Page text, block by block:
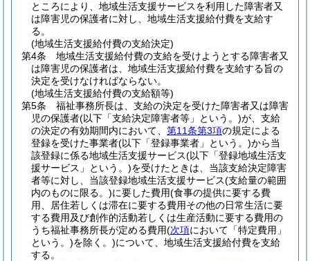
ところにより、地域生活支援サービスを利用した障害者又
は障害児の保護者に対し、地域生活支援給付費を支給す
る。
(地域生活支援給付費の支給決定)
第4条
地域生活支援給付費の支給を受けようとする障害者又
は障害児の保護者は、地域生活支援給付費を支給する旨の
決定を受けなければならない。
(地域生活支援給付費の支給額等)
第5条
福祉事務所長は、支給の決定を受けた障害者又は障害
児の保護者(以下「支給決定障害者等」という。)が、支給
の決定の有効期間内において、 第11条第3項の規定による
登録を受けた事業者(以下「登録事業者」という。)から当
該登録に係る地域生活支援サービス(以下「登録地域生活支
援サービス」という。)を受けたときは、当該支給決定障害
者等に対し、当該登録地域生活支援サービス(支給量の範囲
内のものに限る。)に要した費用(食事の提供に要する費
用、居住若しくは滞在に要する費用その他の日常生活に要
する費用及び創作的活動若しくは生産活動に要する費用の
うち福祉事務所長が定める費用(次項において「特定費用」
という。)を除く。)について、地域生活支援給付費を支給
する。